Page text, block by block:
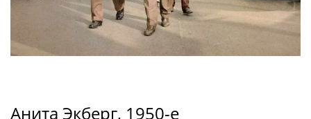
Анита Экберг, 1950-е